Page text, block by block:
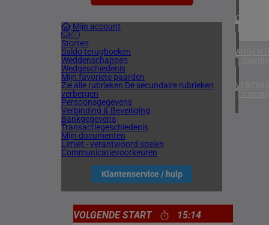
Mijn account
Storten
Saldo terugboeken
Weddenschappen
Wedgeschiedenis
Mijn favoriete paarden
Zie alle rubrieken De secundaire rubrieken
verbergen
Persoonsgegevens
Verbinding & Beveiliging
Bankgegevens
Transactiegeschiedenis
Mijn documenten
Limiet - verantwoord spelen
Communicatievoorkeuren
Klantenservice / hulp
CHILI
1
1
4
VOLGENDE START 15:14